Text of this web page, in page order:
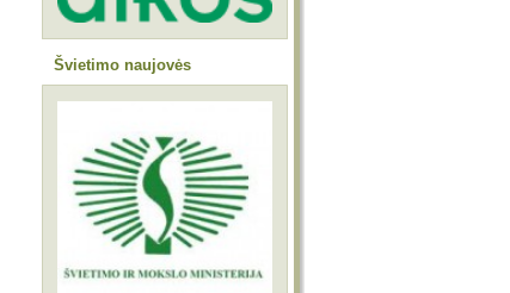
Švietimo naujovės